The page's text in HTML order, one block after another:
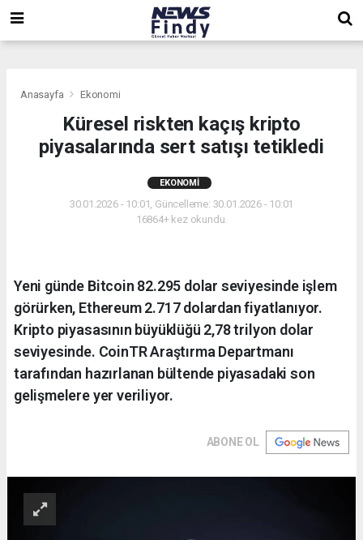
Anasayfa Ekonomi
Küresel riskten kaçış kripto
piyasalarında sert satışı tetikledi
EKONOMI
30.01.2026 - 10:01, Güncelleme: 30.01.2026 - 10:01
16864+ kez okundu.
Yeni günde Bitcoin 82.295 dolar seviyesinde işlem
görürken, Ethereum 2.717 dolardan fiyatlanıyor.
Kripto piyasasının büyüklüğü 2,78 trilyon dolar
seviyesinde. CoinTR Araştırma Departmanı
tarafından hazırlanan bültende piyasadaki son
gelişmelere yer veriliyor.
ABONE OL